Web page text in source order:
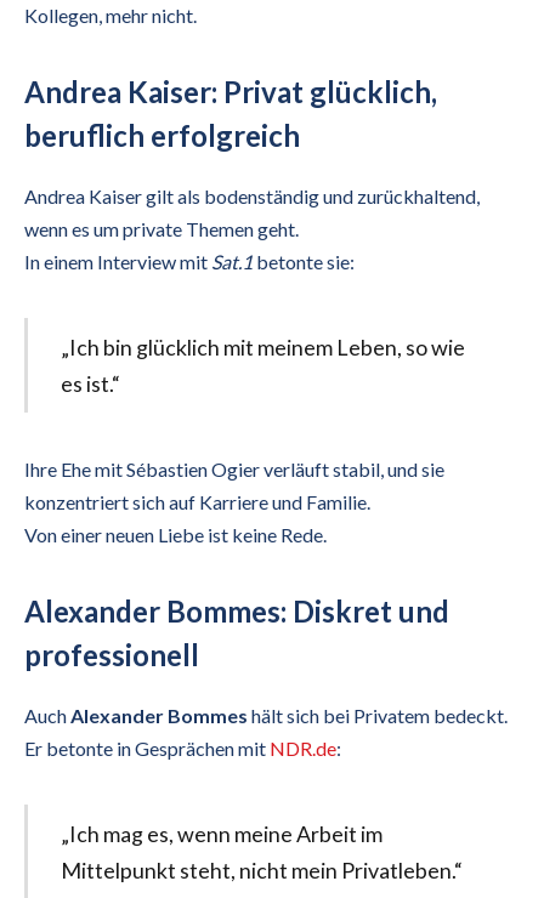
Kollegen, mehr nicht.
Andrea Kaiser: Privat glücklich,
beruflich erfolgreich
Andrea Kaiser gilt als bodenständig und zurückhaltend,
wenn es um private Themen geht.
In einem Interview mit Sat.1 betonte sie:
„Ich bin glücklich mit meinem Leben, so wie
es ist.“
Ihre Ehe mit Sébastien Ogier verläuft stabil, und sie
konzentriert sich auf Karriere und Familie.
Von einer neuen Liebe ist keine Rede.
Alexander Bommes: Diskret und
professionell
AuchAlexander Bommes hält sich bei Privatem bedeckt.
Er betonte in Gesprächen mit NDR.de:
„Ich mag es, wenn meine Arbeit im
Mittelpunkt steht, nicht mein Privatleben.“